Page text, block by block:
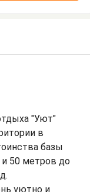
"Уют"
в
базы
50 метров до
уютно и